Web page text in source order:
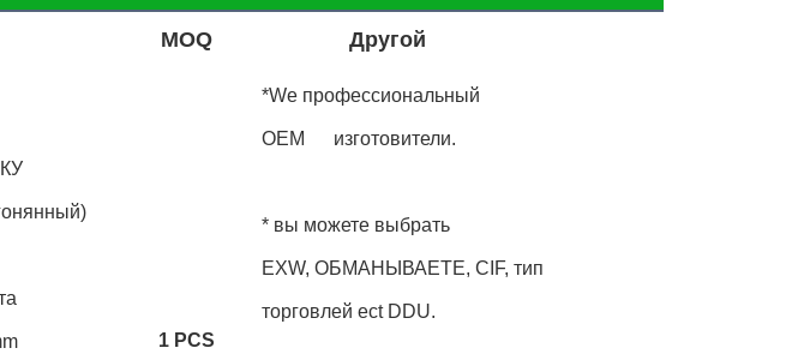
MOQ Другой
1 PCS
*We профессиональный
OEM изготовители.
* вы можете выбрать
EXW, ОБМАНЫВАЕТЕ, CIF, тип
торговлей ect DDU.